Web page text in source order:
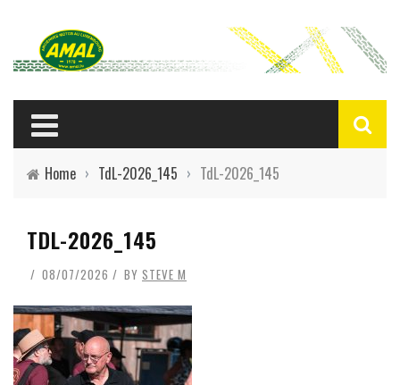
Home › TdL-2026_145 › TdL-2026_145
TDL-2026_145
08/07/2026 BY STEVE M